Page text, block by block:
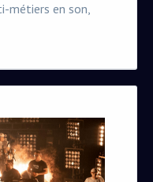
métiers en son,